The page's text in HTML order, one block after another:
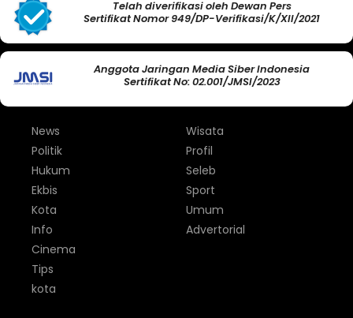
Telah diverifikasi oleh Dewan Pers
Sertifikat Nomor 949/DP-Verifikasi/K/XII/2021
Anggota Jaringan Media Siber Indonesia
Sertifikat No: 02.001/JMSI/2023
News
Politik
Hukum
Ekbis
Kota
Info
Wisata
Profil
Seleb
Sport
Umum
Advertorial
Cinema
Tips
kota